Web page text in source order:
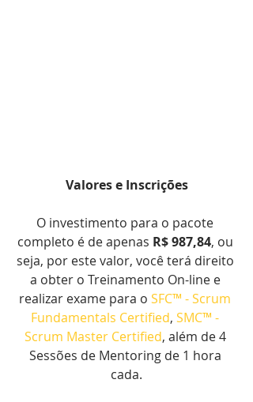
Valores e Inscrições
O investimento para o pacote
completo é de apenas R$ 987,84, ou
seja, por este valor, você terá direito
a obter o Treinamento On-line e
realizar exame para o SFC™ - Scrum
Fundamentals Certified, SMC™ -
Scrum Master Certified, além de 4
Sessões de Mentoring de 1 hora
cada.